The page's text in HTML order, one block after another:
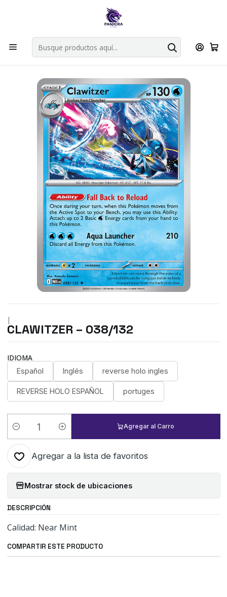
Por compras en cartas singles superiores a 49.990 el envio es
Explorar singles
Inicio Juegos de cartas TCG Pokémon TCG
Singles de Pokémon CLAWITZER – 038/132
|
CLAWITZER – 038/132
IDIOMA
Español Inglés reverse holo ingles
REVERSE HOLO ESPAÑOL portuges
Cantidad
Agregar al Carro
Agregar a la lista de favoritos
Mostrar stock de ubicaciones
DESCRIPCIÓN
Calidad: Near Mint
COMPARTIR ESTE PRODUCTO